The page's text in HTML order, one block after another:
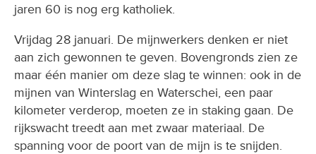
jaren 60 is nog erg katholiek.
Vrijdag 28 januari. De mijnwerkers denken er niet
aan zich gewonnen te geven. Bovengronds zien ze
maar één manier om deze slag te winnen: ook in de
mijnen van Winterslag en Waterschei, een paar
kilometer verderop, moeten ze in staking gaan. De
rijkswacht treedt aan met zwaar materiaal. De
spanning voor de poort van de mijn is te snijden.